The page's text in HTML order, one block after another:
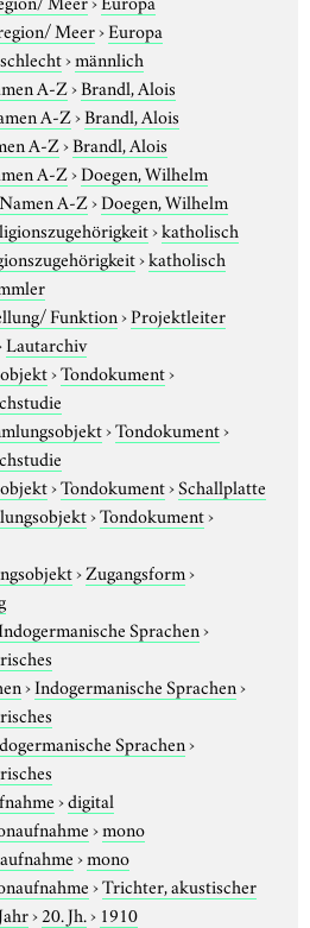
Meer›Europa
›männlich
A-Z›Brandl, Alois
A-Z›Brandl, Alois
A-Z›Brandl, Alois
A-Z›Doegen, Wilhelm
Namen A-Z›Doegen, Wilhelm
›katholisch
›katholisch
Funktion›Projektleiter
Lautarchiv
›Tondokument›
›Tondokument›
›Tondokument›Schallplatte
›Tondokument›
›Zugangsform›
Sprachen›
›Indogermanische Sprachen›
Sprachen›
›digital
›mono
›mono
›Trichter, akustischer
›20. Jh.› 1910